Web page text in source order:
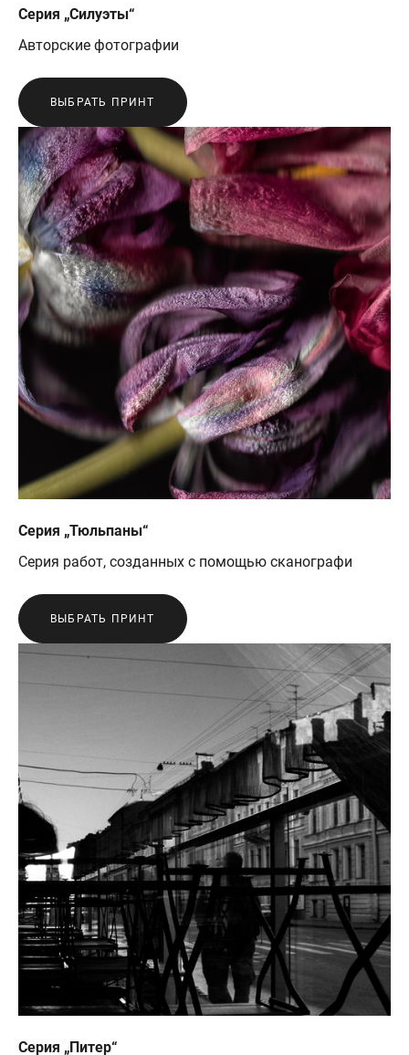
Серия „Силуэты“
Авторские фотографии
ВЫБРАТЬ ПРИНТ
Серия „Тюльпаны“
Серия работ, созданных с помощью сканографи
ВЫБРАТЬ ПРИНТ
Серия „Питер“